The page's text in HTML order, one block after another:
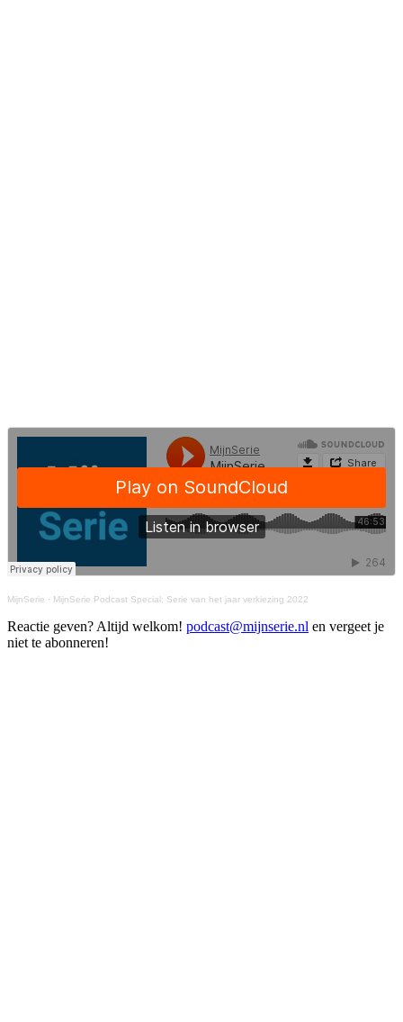
MijnSerie · MijnSerie Podcast Special: Serie van het jaar verkiezing 2022
Reactie geven? Altijd welkom! podcast@mijnserie.nl en vergeet je
niet te abonneren!